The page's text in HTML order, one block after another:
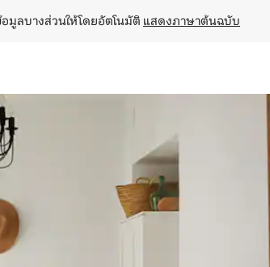
มูลบางส่วนให้โดยอัตโนมัติ แสดงภาษาต้นฉบับ